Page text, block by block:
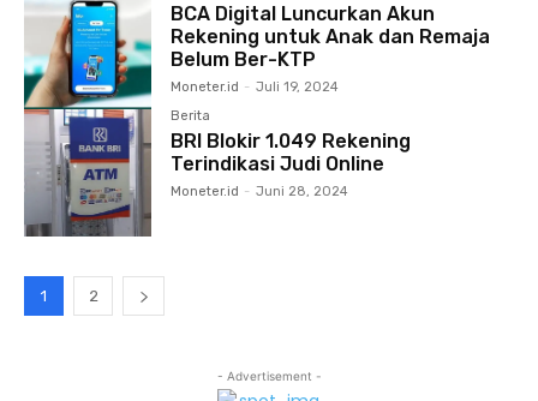
BCA Digital Luncurkan Akun
Rekening untuk Anak dan Remaja
Belum Ber-KTP
Moneter.id - Juli 19, 2024
Berita
BRI Blokir 1.049 Rekening
Terindikasi Judi Online
Moneter.id - Juni 28, 2024
1 2
- Advertisement -